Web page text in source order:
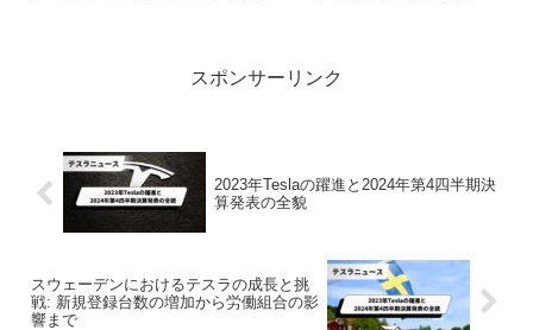
スポンサーリンク
2023年Teslaの躍進と2024年第4四半期決
算発表の全貌
スウェーデンにおけるテスラの成長と挑
戦: 新規登録台数の増加から労働組合の影
響まで